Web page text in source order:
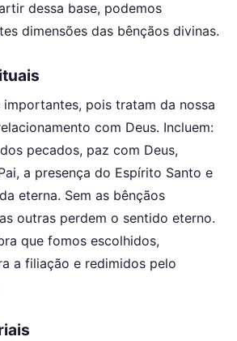
dessa base, podemos
dimensões das bênçãos divinas.
importantes, pois tratam da nossa
com Deus. Incluem:
pecados, paz com Deus,
a presença do Espírito Santo e
eterna. Sem as bênçãos
outras perdem o sentido eterno.
que fomos escolhidos,
a filiação e redimidos pelo